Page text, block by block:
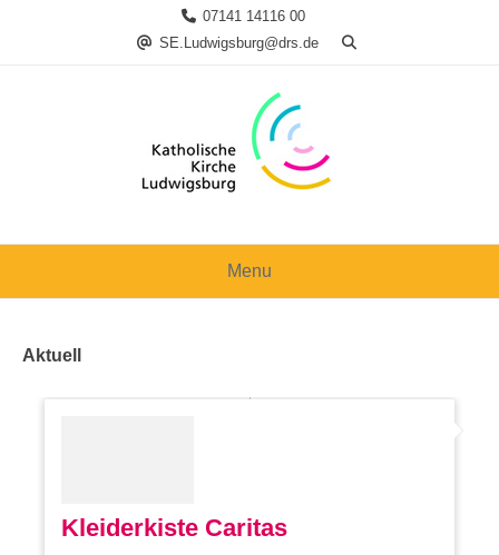
07141 14116 00
SE.Ludwigsburg@drs.de
Menu
Aktuell
Kleiderkiste Caritas